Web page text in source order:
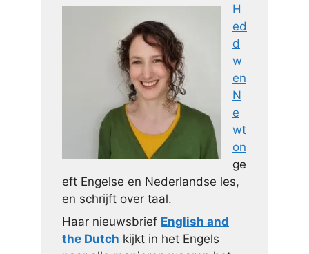
H
ed
d
w
en
N
e
wt
on
ge
eft Engelse en Nederlandse les,
en schrijft over taal.
Haar nieuwsbrief English and
the Dutch kijkt in het Engels